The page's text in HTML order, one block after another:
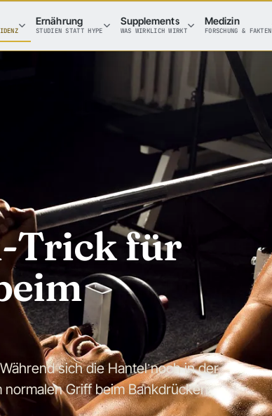
Ernährung
STUDIEN STATT HYPE
Supplements
WAS WIRKLICH WIRKT
Medizin
FORSCHUNG & FAKTEN
Trick für
sich die Hantel noch in der
Griff beim Bankdrücken.